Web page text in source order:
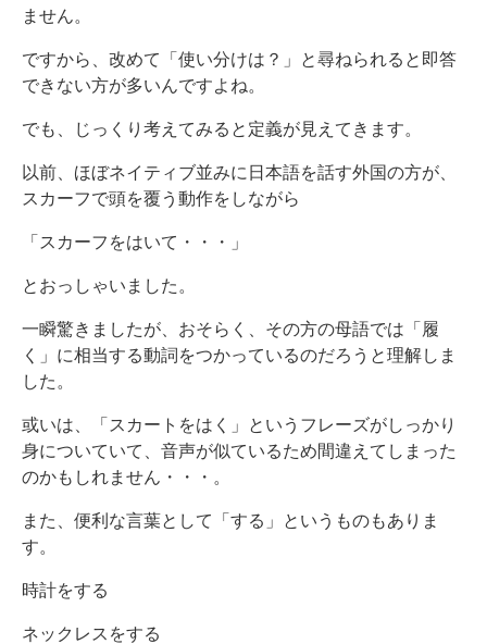
ません。
ですから、改めて「使い分けは？」と尋ねられると即答
できない方が多いんですよね。
でも、じっくり考えてみると定義が見えてきます。
以前、ほぼネイティブ並みに日本語を話す外国の方が、
スカーフで頭を覆う動作をしながら
「スカーフをはいて・・・」
とおっしゃいました。
一瞬驚きましたが、おそらく、その方の母語では「履
く」に相当する動詞をつかっているのだろうと理解しま
した。
或いは、「スカートをはく」というフレーズがしっかり
身についていて、音声が似ているため間違えてしまった
のかもしれません・・・。
また、便利な言葉として「する」というものもありま
す。
時計をする
ネックレスをする